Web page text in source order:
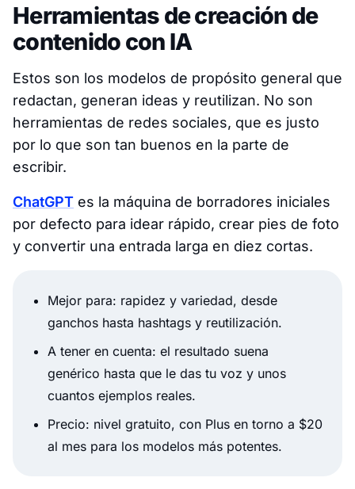
Herramientas de creación de
contenido con IA
Estos son los modelos de propósito general que
redactan, generan ideas y reutilizan. No son
herramientas de redes sociales, que es justo
por lo que son tan buenos en la parte de
escribir.
ChatGPT es la máquina de borradores iniciales
por defecto para idear rápido, crear pies de foto
y convertir una entrada larga en diez cortas.
Mejor para: rapidez y variedad, desde
ganchos hasta hashtags y reutilización.
A tener en cuenta: el resultado suena
genérico hasta que le das tu voz y unos
cuantos ejemplos reales.
Precio: nivel gratuito, con Plus en torno a $20
al mes para los modelos más potentes.